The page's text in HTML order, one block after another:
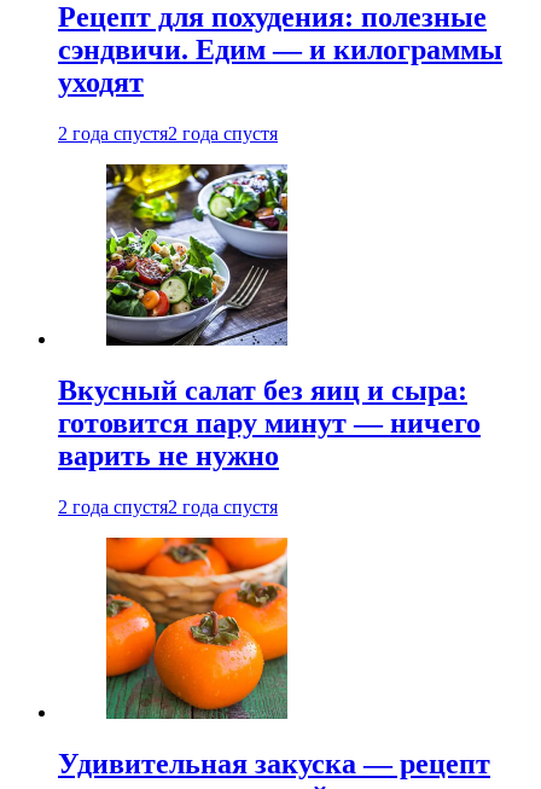
Рецепт для похудения: полезные
сэндвичи. Едим — и килограммы
уходят
2 года спустя2 года спустя
Вкусный салат без яиц и сыра:
готовится пару минут — ничего
варить не нужно
2 года спустя2 года спустя
Удивительная закуска — рецепт